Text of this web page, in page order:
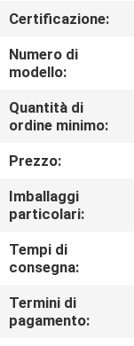
VISITA
ALLA
FABBRICA
CONTROLLO
DELLA
QUALITÀ
NOTIZIE
Certificazione:
Numero di
modello:
Quantità di
ordine minimo:
Prezzo:
Imballaggi
particolari:
Tempi di
consegna:
Termini di
pagamento: